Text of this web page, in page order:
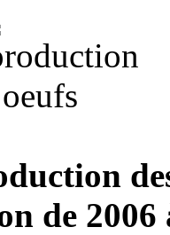
de 2006